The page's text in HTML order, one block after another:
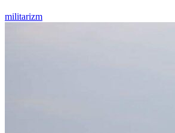
militarizm